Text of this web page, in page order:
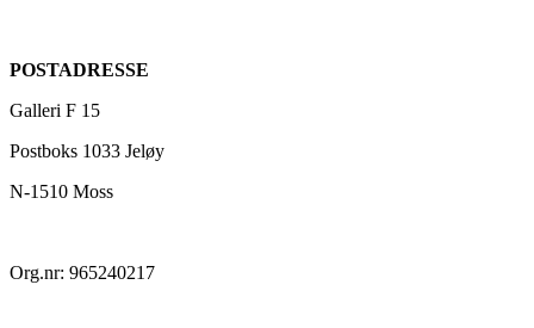
POSTADRESSE
Galleri F 15
Postboks 1033 Jeløy
N-1510 Moss
Org.nr: 965240217